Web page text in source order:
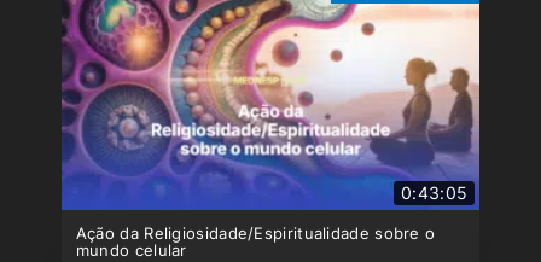
0:43:05
Ação da Religiosidade/Espiritualidade sobre o
mundo celular